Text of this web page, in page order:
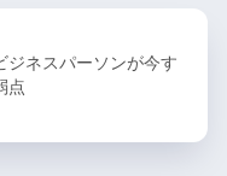
ジネスパーソンが今す
点